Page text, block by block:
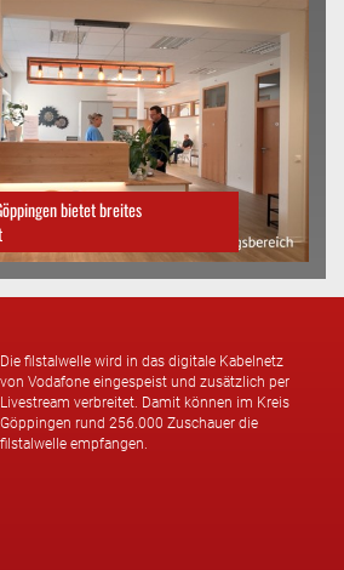
bietet breites
Die filstalwelle wird in das digitale Kabelnetz
von Vodafone eingespeist und zusätzlich per
Livestream verbreitet. Damit können im Kreis
Göppingen rund 256.000 Zuschauer die
filstalwelle empfangen.